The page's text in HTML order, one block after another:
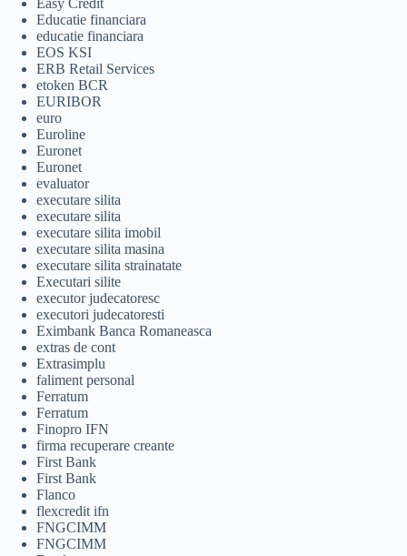
Easy Credit
Educatie financiara
educatie financiara
EOS KSI
ERB Retail Services
etoken BCR
EURIBOR
euro
Euroline
Euronet
Euronet
evaluator
executare silita
executare silita
executare silita imobil
executare silita masina
executare silita strainatate
Executari silite
executor judecatoresc
executori judecatoresti
Eximbank Banca Romaneasca
extras de cont
Extrasimplu
faliment personal
Ferratum
Ferratum
Finopro IFN
firma recuperare creante
First Bank
First Bank
Flanco
flexcredit ifn
FNGCIMM
FNGCIMM